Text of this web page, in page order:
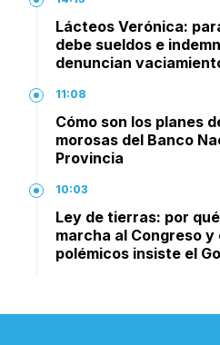
Lácteos Verónica:
debe sueldos e
denuncian
11:08
Cómo son los planes
morosas del Banco
Provincia
10:03
Ley de tierras: por
marcha al Congreso
polémicos insiste el